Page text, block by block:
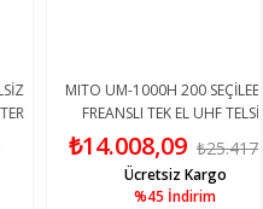
MITO UM-1000H 200 SEÇİLEBİLİR
FREANSLI TEK EL UHF TELSİZ
MİKROFON
₺14.008,09 ₺25.417,91
%45İndirim
Ücretsiz Kargo